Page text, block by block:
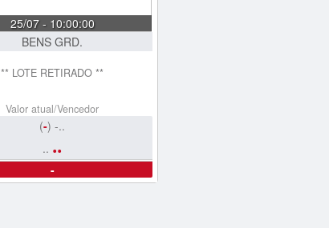
25/07 - 10:00:00
BENS GRD.
** LOTE RETIRADO **
Valor atual/Vencedor
(-) -..
.. ..
-